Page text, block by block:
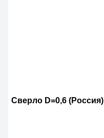
Сверло D=0,6 (Россия)